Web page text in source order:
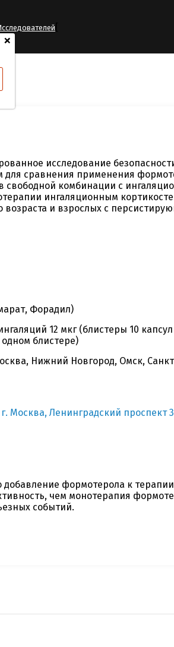
исследование
для сравнения применения
свободной комбинации с
ингаляционным
возраста и взрослых с
Форадил)
12 мкг (блистеры 10
блистере)
Нижний Новгород, Омск,
г. Москва, Ленинградский проспект
добавление формотерола к
чем монотерапия
событий.